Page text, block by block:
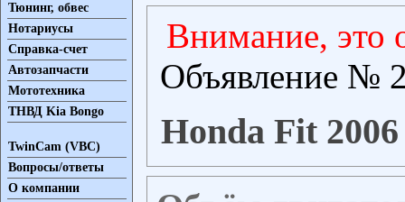
Тюнинг, обвес
Нотариусы
Справка-счет
Автозапчасти
Мототехника
ТНВД Kia Bongo
TwinCam (VBC)
Вопросы/ответы
О компании
Внимание, это
Объявление №
Honda Fit